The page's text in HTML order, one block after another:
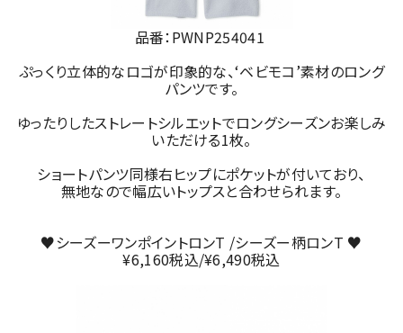
品番：PWNP254041
ぷっくり立体的なロゴが印象的な、‘ベビモコ’素材のロング
パンツです。
ゆったりしたストレートシルエットでロングシーズンお楽しみ
いただける1枚。
ショートパンツ同様右ヒップにポケットが付いており、
無地なので幅広いトップスと合わせられます。
♥シーズーワンポイントロンT /シーズー柄ロンT ♥
¥6,160税込/¥6,490税込